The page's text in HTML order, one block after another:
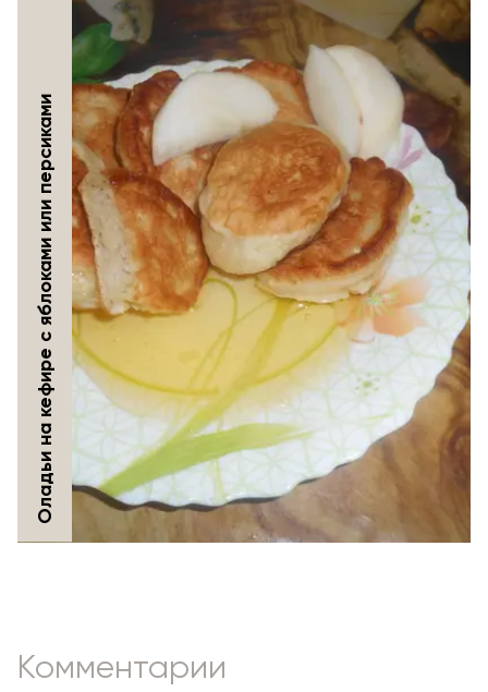
Оладьи на кефире с яблоками или персиками
Комментарии